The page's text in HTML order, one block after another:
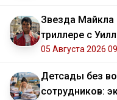
Звезда
триллере с
05 Августа 2026
Детсады без
сотрудников: